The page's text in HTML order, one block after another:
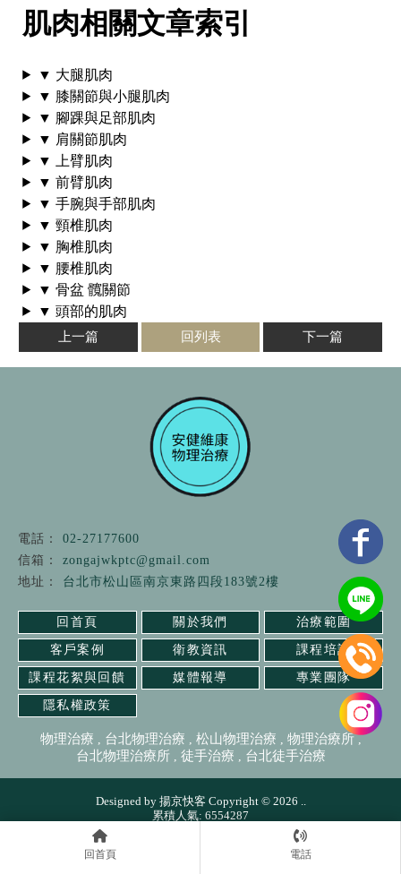
肌肉相關文章索引
▼ 大腿肌肉
▼ 膝關節與小腿肌肉
▼ 腳踝與足部肌肉
▼ 肩關節肌肉
▼ 上臂肌肉
▼ 前臂肌肉
▼ 手腕與手部肌肉
▼ 頸椎肌肉
▼ 胸椎肌肉
▼ 腰椎肌肉
▼ 骨盆 髖關節
▼ 頭部的肌肉
上一篇 回列表 下一篇
回首頁 電話
02-27177600
zongajwkptc@gmail.com
台北市松山區南京東路四段183號2樓
回首頁 關於我們 治療範圍
客戶案例 衛教資訊 課程培訓
課程花絮與回饋 媒體報導 專業團隊
隱私權政策
物理治療 台北物理治療 松山物理治療
物理治療所
台北物理治療所
徒手治療 台北徒手治療
Designed by 揚京快客 Copyright © 2026 ..
累積人氣: 6554287